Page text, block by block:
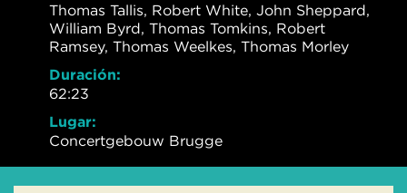
Thomas Tallis, Robert White, John Sheppard,
William Byrd, Thomas Tomkins, Robert
Ramsey, Thomas Weelkes, Thomas Morley
Duración:
62:23
Lugar:
Concertgebouw Brugge